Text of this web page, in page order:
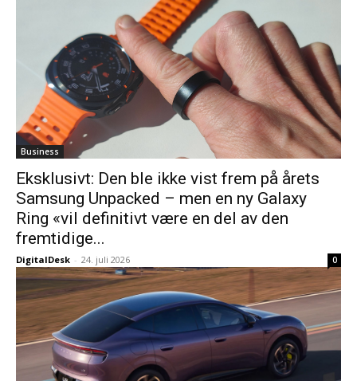
Business
Eksklusivt: Den ble ikke vist frem på årets
Samsung Unpacked – men en ny Galaxy
Ring «vil definitivt være en del av den
fremtidige...
DigitalDesk - 24. juli 2026 0